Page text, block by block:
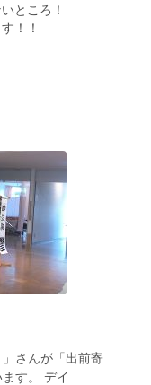
ところ！
！！
さんが「出前寄
す。 デイ …